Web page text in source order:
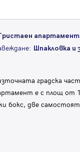
апартамент
Шпакловка и
градска
е с площ от
бокс, две